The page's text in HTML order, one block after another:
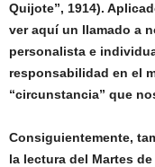
Quijote”, 1914).
ver aquí un llamado a
personalista e
responsabilidad en el
“circunstancia” que
Consiguientemente,
la lectura del Martes